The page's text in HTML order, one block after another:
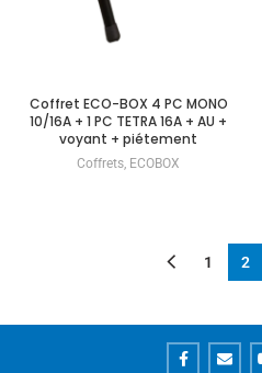
Coffret ECO-BOX 4 PC MONO
10/16A + 1 PC TETRA 16A + AU +
voyant + piétement
Coffrets, ECOBOX
1 2